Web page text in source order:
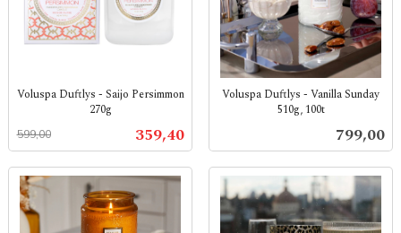
Voluspa Duftlys - Saijo Persimmon
270g
Tilbud
359,40
599,00
mva.
Voluspa Duftlys - Vanilla Sunday
510g, 100t
Pris
799,00